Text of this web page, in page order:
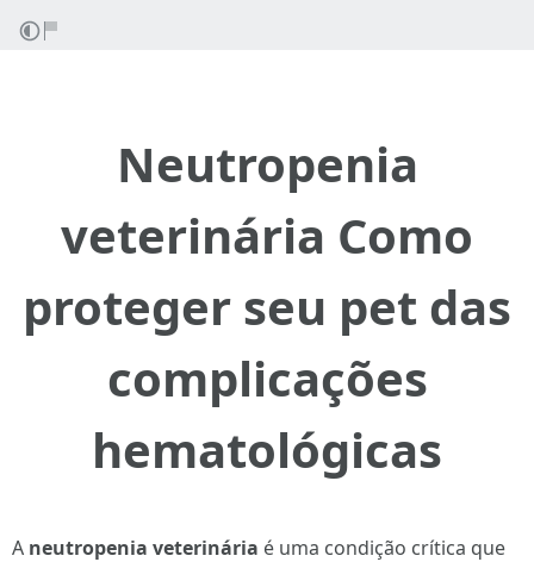
Neutropenia
veterinária Como
proteger seu pet das
complicações
hematológicas
A neutropenia veterinária é uma condição crítica que